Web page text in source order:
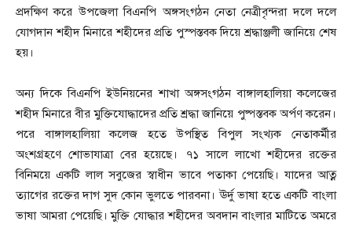
প্রদক্ষিণ করে উপজেলা বিএনপি অঙ্গসংগঠন নেতা নেত্রীবৃন্দরা দলে দলে
যোগদান শহীদ মিনারে শহীদের প্রতি পুস্পস্তবক দিয়ে শ্রদ্ধাঞ্জলী জানিয়ে শেষ
হয়।
অন্য দিকে বিএনপি ইউনিয়নের শাখা অঙ্গসংগঠন বাঙ্গালহালিয়া কলেজের
শহীদ মিনারে বীর মুক্তিযোদ্ধাদের প্রতি শ্রদ্ধা জানিয়ে পুষ্পস্তবক অর্পণ করেন।
পরে বাঙ্গালহালিয়া কলেজ হতে উপস্থিত বিপুল সংখ্যক নেতাকর্মীর
অংশগ্রহণে শোভাযাত্রা বের হয়েছে। ৭১ সালে লাখো শহীদের রক্তের
বিনিময়ে একটি লাল সবুজের স্বাধীন ভাবে পতাকা পেয়েছি। যাদের আত্ন
ত্যাগের রক্তের দাগ সুদ কোন ভুলতে পারবনা। ঊর্দু ভাষা হতে একটি বাংলা
ভাষা আমরা পেয়েছি। মুক্তি যোদ্ধার শহীদের অবদান বাংলার মাটিতে অমরে